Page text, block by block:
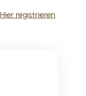
Hier registrieren